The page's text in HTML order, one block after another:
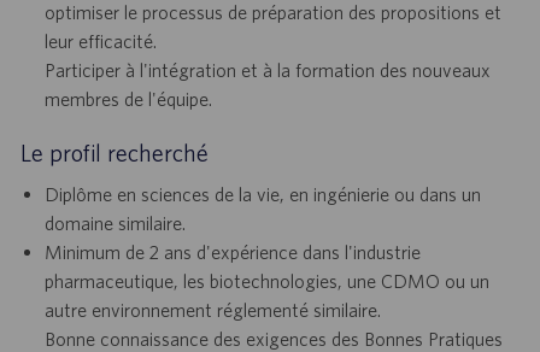
optimiser le processus de préparation des propositions et
leur efficacité.
Participer à l'intégration et à la formation des nouveaux
membres de l'équipe.
Le profil recherché
Diplôme en sciences de la vie, en ingénierie ou dans un
domaine similaire.
Minimum de 2 ans d'expérience dans l'industrie
pharmaceutique, les biotechnologies, une CDMO ou un
autre environnement réglementé similaire.
Bonne connaissance des exigences des Bonnes Pratiques